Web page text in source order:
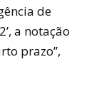
de
a notação
prazo”,